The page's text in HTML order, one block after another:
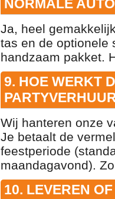
NORMALE
Ja, heel
tas en de optionele
handzaam pakket.
9. HOE WERKT
Wij hanteren onze
Je betaalt de
feestperiode
maandagavond).
10. LEVEREN